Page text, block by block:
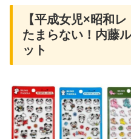
【平成女児×昭和
たまらない！内藤
ット